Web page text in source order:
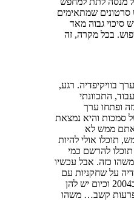
סרטונים שמתאימים
גבוה מאד
בכל מקרה, זה
בוויקיפדיה. רגע,
התכוונתי
ופתחו ערך
של סמכות והיא נמצאת
אתם ממש לא
תוכלו אולי להיות
להרשם כמי
כזה. אבל עכשיו
על שחקניות עם
רקורד של הצגה שהן השתתפו בה ב2004 וכיום יש להן
הפרעות קשב… משהו